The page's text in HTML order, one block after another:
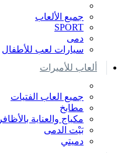
جميع الألعاب
SPORT
دمى
سيارات لعب للأطفال
ألعاب للأميرات
جميع العاب الفتيات
مطابخ
مكياج والعناية بالأظافر
بَيْت الدمى
دميتي